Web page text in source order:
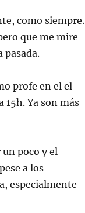
como siempre.
que me mire
pasada.
profe en el el
15h. Ya son más
un poco y el
a los
especialmente